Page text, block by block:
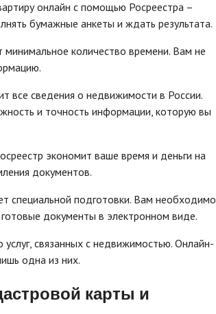
онлайн с помощью Росреестра –
бумажные анкеты и ждать результата.
количество времени. Вам не
все сведения о недвижимости в России.
и точность информации, которую вы
экономит ваше время и деньги на
документов.
специальной подготовки. Вам необходимо
документы в электронном виде.
связанных с недвижимостью. Онлайн-
одна из них.
карты и